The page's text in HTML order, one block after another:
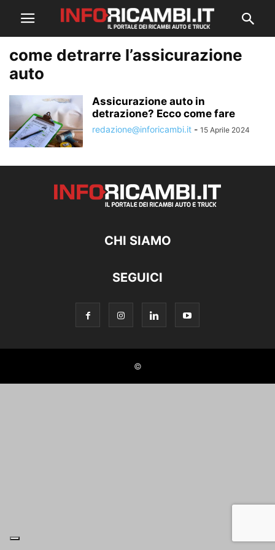
come detrarre l’assicurazione
auto
Assicurazione auto in
detrazione? Ecco come fare
redazione@inforicambi.it - 15 Aprile 2024
CHI SIAMO
SEGUICI
©